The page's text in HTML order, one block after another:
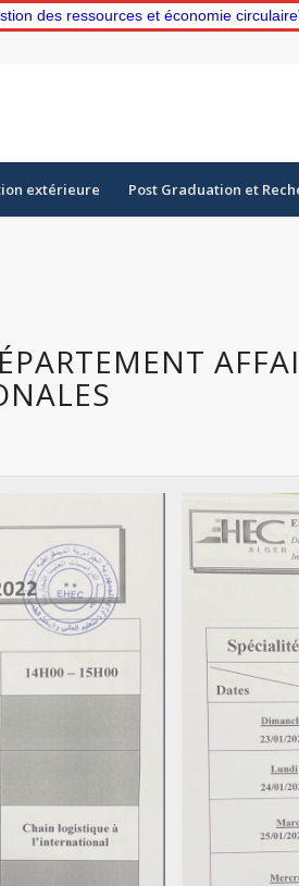
et économie circulaire”
extérieure Post Graduation et